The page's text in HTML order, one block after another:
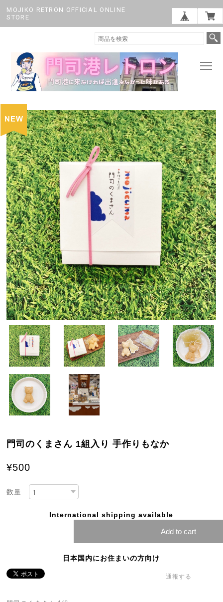
MOJIKO RETRON OFFICIAL ONLINE
STORE
門司のくまさん 1組入り 手作りもなか
¥500
数量
International shipping available
Add to cart
日本国内にお住まいの方向け
通報する